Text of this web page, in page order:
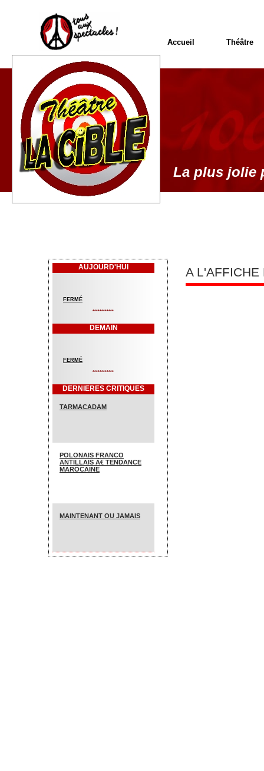
AUJOURD'HUI
FERMÉ
************
DEMAIN
FERMÉ
************
DERNIERES CRITIQUES
TARMACADAM
POLONAIS FRANCO
ANTILLAIS Ã€ TENDANCE
MAROCAINE
MAINTENANT OU JAMAIS
La plus jolie
Accueil Théâtre
A L'AFFICHE